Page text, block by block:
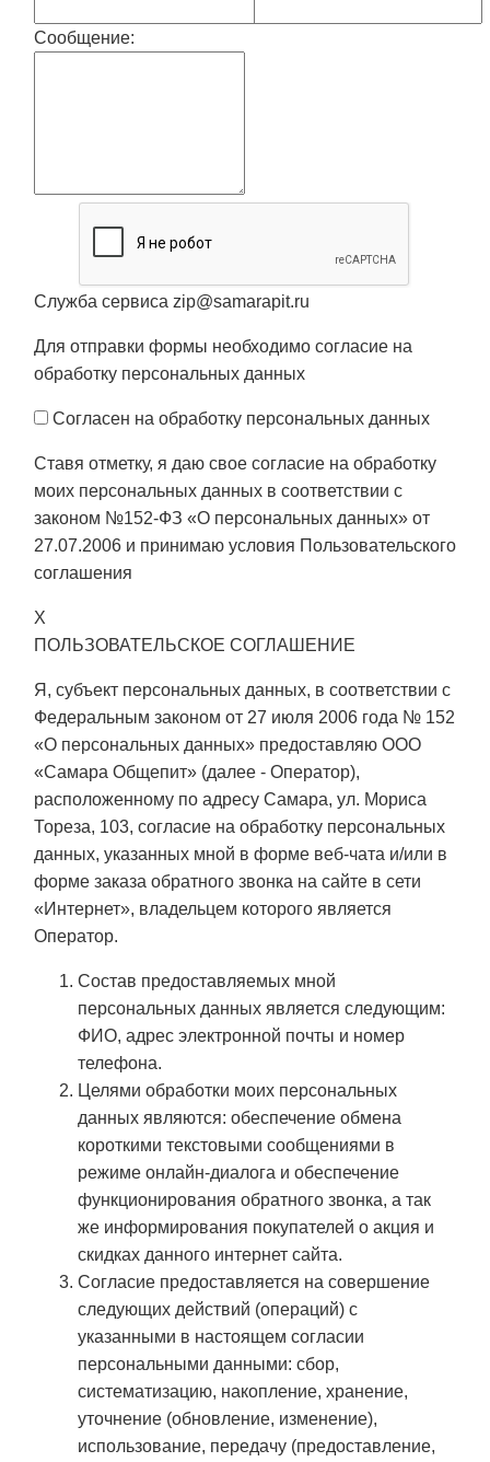
Сообщение:
Служба сервиса zip@samarapit.ru
Для отправки формы необходимо согласие на
обработку персональных данных
Согласен на обработку персональных данных
Ставя отметку, я даю свое согласие на обработку
моих персональных данных в соответствии с
законом №152-ФЗ «О персональных данных» от
27.07.2006 и принимаю условия Пользовательского
соглашения
X
ПОЛЬЗОВАТЕЛЬСКОЕ СОГЛАШЕНИЕ
Я, субъект персональных данных, в соответствии с
Федеральным законом от 27 июля 2006 года № 152
«О персональных данных» предоставляю ООО
«Самара Общепит» (далее - Оператор),
расположенному по адресу Самара, ул. Мориса
Тореза, 103, согласие на обработку персональных
данных, указанных мной в форме веб-чата и/или в
форме заказа обратного звонка на сайте в сети
«Интернет», владельцем которого является
Оператор.
Состав предоставляемых мной
персональных данных является следующим:
ФИО, адрес электронной почты и номер
телефона.
Целями обработки моих персональных
данных являются: обеспечение обмена
короткими текстовыми сообщениями в
режиме онлайн-диалога и обеспечение
функционирования обратного звонка, а так
же информирования покупателей о акция и
скидках данного интернет сайта.
Согласие предоставляется на совершение
следующих действий (операций) с
указанными в настоящем согласии
персональными данными: сбор,
систематизацию, накопление, хранение,
уточнение (обновление, изменение),
использование, передачу (предоставление,